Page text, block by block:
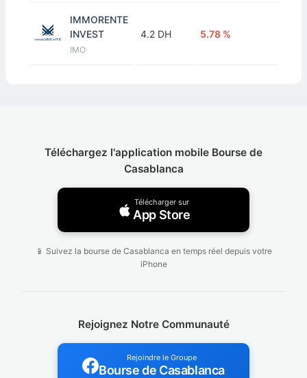
IMMORENTE
INVEST
IMO
4.2 DH 5.78 %
Téléchargez l'application mobile Bourse de
Casablanca
Télécharger sur
App Store
📱 Suivez la bourse de Casablanca en temps réel depuis votre
iPhone
Rejoignez Notre Communauté
Rejoindre le Groupe
Bourse de Casablanca